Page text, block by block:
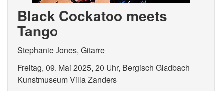
Black Cockatoo meets
Tango
Stephanie Jones, Gitarre
Freitag, 09. Mai 2025, 20 Uhr, Bergisch Gladbach
Kunstmuseum Villa Zanders